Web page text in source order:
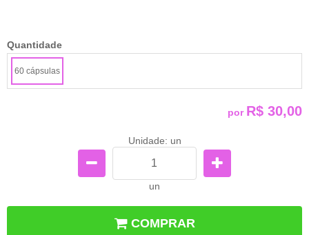
Quantidade
60 cápsulas
por R$ 30,00
Unidade: un
un
COMPRAR